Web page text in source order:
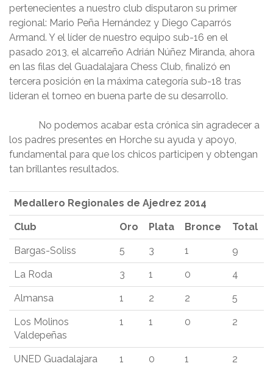
pertenecientes a nuestro club disputaron su primer
regional: Mario Peña Hernández y Diego Caparrós
Armand. Y el líder de nuestro equipo sub-16 en el
pasado 2013, el alcarreño Adrián Núñez Miranda, ahora
en las filas del Guadalajara Chess Club, finalizó en
tercera posición en la máxima categoría sub-18 tras
lideran el torneo en buena parte de su desarrollo.
No podemos acabar esta crónica sin agradecer a
los padres presentes en Horche su ayuda y apoyo,
fundamental para que los chicos participen y obtengan
tan brillantes resultados.
Medallero Regionales de Ajedrez 2014
Club Oro Plata Bronce Total
Bargas-Soliss 5 3 1 9
La Roda 3 1 0 4
Almansa 1 2 2 5
Los Molinos
Valdepeñas
1 1 0 2
UNED Guadalajara 1 0 1 2